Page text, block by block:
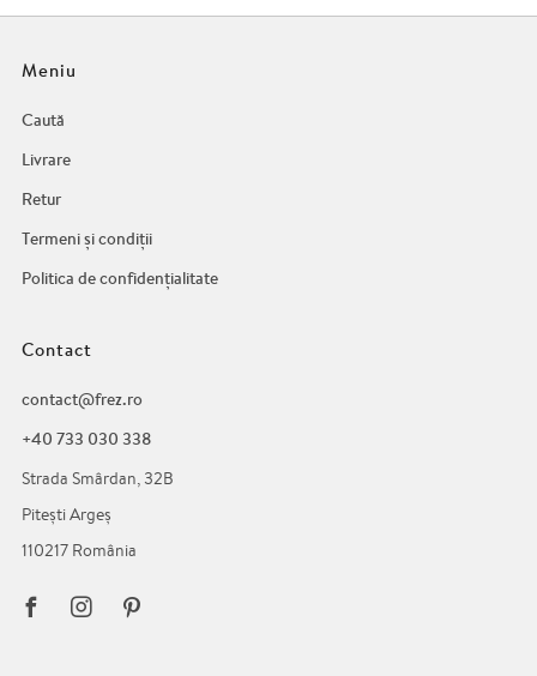
Meniu
Caută
Livrare
Retur
Termeni și condiții
Politica de confidențialitate
Contact
contact@frez.ro
+40 733 030 338
Strada Smârdan, 32B
Pitești Argeș
110217 România